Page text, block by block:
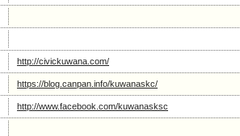
http://civickuwana.com/
https://blog.canpan.info/kuwanaskc/
http://www.facebook.com/kuwanasksc